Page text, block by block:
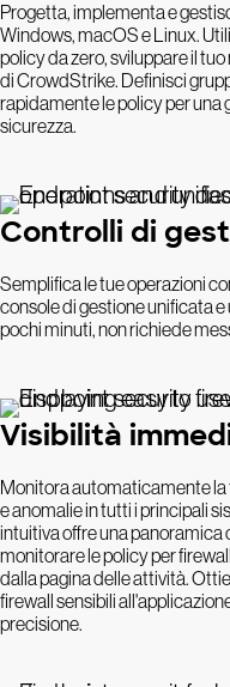
Progetta, implementa e
Windows, macOS e Linux.
policy da zero, sviluppare il
di CrowdStrike. Definisci
rapidamente le policy per una
sicurezza.
Controlli di
Semplifica le tue operazioni
console di gestione unificata
pochi minuti, non richiede
Visibilità
Monitora automaticamente
e anomalie in tutti i principali
intuitiva offre una
monitorare le policy per
dalla pagina delle attività.
firewall sensibili
precisione.